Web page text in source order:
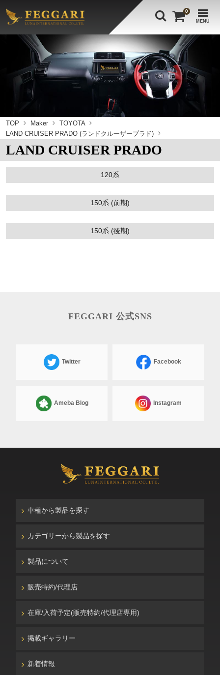
MENU
0
TOP Maker
TOYOTA
LAND CRUISER PRADO (ランドクルーザープラド)
LAND CRUISER PRADO
120系
150系 (前期)
150系 (後期)
FEGGARI 公式SNS
Twitter Facebook
Ameba Blog Instagram
車種から製品を探す
カテゴリーから製品を探す
製品について
販売特約/代理店
在庫/入荷予定(販売特約/代理店専用)
掲載ギャラリー
新着情報